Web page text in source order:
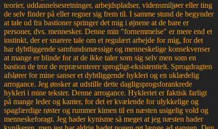
teorier, uddannelsesretninger, arbejdspladser, vidensmiljøer eller ting
de selv finder på eller regner sig frem til. I samme stund de begynder
at tale ud fra bastioner springer det mig i øjnene at de bare er
personer, dvs. mennesker. Denne min "fornemmelse" er mere end et
instinkt, der er snarere tale om et regulært arbejde for mig, for det
har dybtliggende samfundsmæssige og menneskelige konsekvenser
at mange er blinde for at de ikke taler som sig selv men som en
bastion de tror de repræsenterer sprogligt-eksistentielt. Sprogdragten
afslører for mine sanser et dybtliggende hykleri og en uklædelig
arrogance. Jeg ønsker at udstille dette dagligsprogsforankrede
hykleri i mine tekster. Denne arrogance. Hykleriet er faktisk farligt
på mange leder og kanter, for det er kvælende for ulykkelige og
spagfærdige røster og rummer kimen til en næsten usigelig vold og
menneskeforagt. Jeg hader kynisme så meget at jeg næsten hader